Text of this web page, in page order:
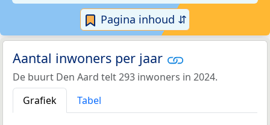
Pagina inhoud ⇵
Aantal inwoners per jaar
De buurt Den Aard telt 293 inwoners in 2024.
Grafiek
Tabel